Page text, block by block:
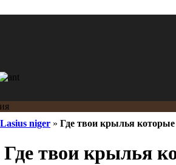
Lasius niger » Где твои крылья
твои крылья